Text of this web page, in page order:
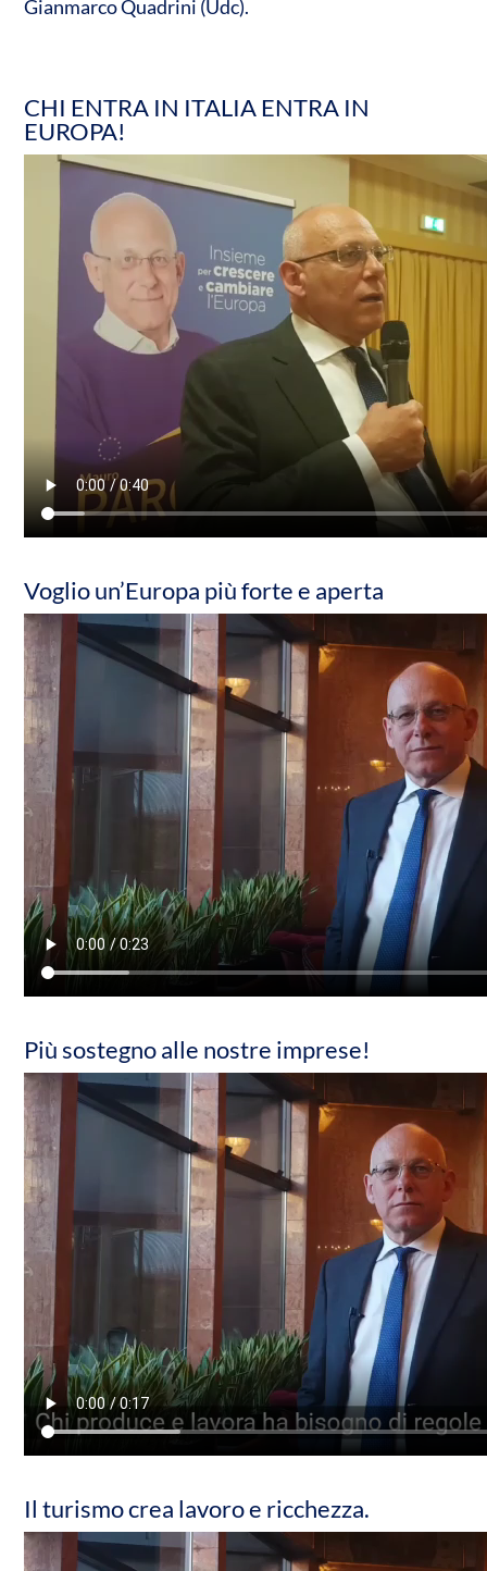
Gianmarco Quadrini (Udc).
CHI ENTRA IN ITALIA ENTRA IN
EUROPA!
Voglio un’Europa più forte e aperta
Più sostegno alle nostre imprese!
Il turismo crea lavoro e ricchezza.